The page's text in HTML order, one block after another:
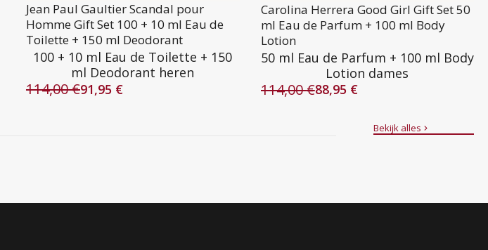
Jean Paul Gaultier Scandal pour
Homme Gift Set 100 + 10 ml Eau de
Toilette + 150 ml Deodorant
100 + 10 ml Eau de Toilette + 150
ml Deodorant heren
114,00€
Oorspronkelijke
91,95 €
Huidige
Carolina Herrera Good Girl Gift Set 50
ml Eau de Parfum + 100 ml Body
Lotion
50 ml Eau de Parfum + 100 ml Body
Lotion dames
114,00€
Oorspronkelijke
88,95 €
Huidige
Bekijk alles